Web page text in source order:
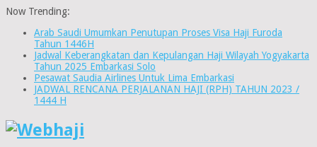
Now Trending:
Arab Saudi Umumkan Penutupan Proses Visa Haji Furoda
Tahun 1446H
Jadwal Keberangkatan dan Kepulangan Haji Wilayah Yogyakarta
Tahun 2025 Embarkasi Solo
Pesawat Saudia Airlines Untuk Lima Embarkasi
JADWAL RENCANA PERJALANAN HAJI (RPH) TAHUN 2023 /
1444 H